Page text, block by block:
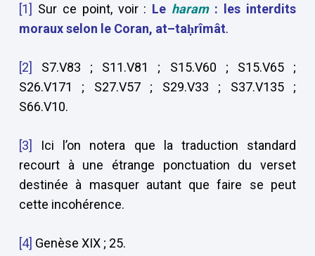
[1] Sur ce point, voir : Le haram : les interdits
moraux selon le Coran, at–taḥrîmât.
[2]
S7.V83 ; S11.V81 ; S15.V60 ; S15.V65 ;
S26.V171 ; S27.V57 ; S29.V33 ; S37.V135 ;
S66.V10.
[3]
Ici l’on notera que la traduction standard
recourt à une étrange ponctuation du verset
destinée à masquer autant que faire se peut
cette incohérence.
[4] Genèse XIX ; 25.